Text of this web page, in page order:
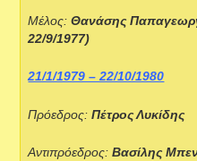
Μέλος:Θανάσης
22/9/1977)
21/1/1979 – 22/10/1980
Πρόεδρος:Πέτρος Λυκίδης
Αντιπρόεδρος:Βασίλης